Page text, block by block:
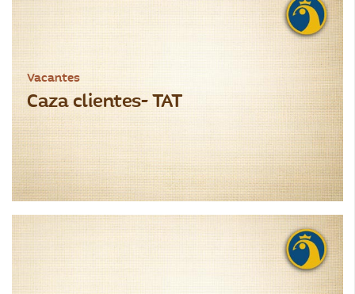
Vacantes
Caza clientes- TAT